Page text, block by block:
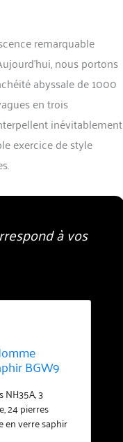
remarquable
nous portons
abyssale de 1000
en trois
inévitablement
exercice de style
à vos
BGW9
3
24 pierres
en verre saphir